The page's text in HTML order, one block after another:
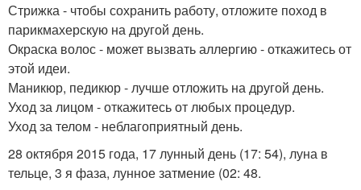
Стрижка - чтобы сохранить работу, отложите поход в
парикмахерскую на другой день.
Окраска волос - может вызвать аллергию - откажитесь от
этой идеи.
Маникюр, педикюр - лучше отложить на другой день.
Уход за лицом - откажитесь от любых процедур.
Уход за телом - неблагоприятный день.
28 октября 2015 года, 17 лунный день (17: 54), луна в
тельце, 3 я фаза, лунное затмение (02: 48.